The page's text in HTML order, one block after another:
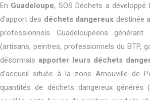
En Guadeloupe, SOS Déchets a
d’apport des déchets dangereux destinée
professionnels Guadeloupéens
(artisans, peintres, professionnels du BTP,
désormais apporter leurs déchets
d’accueil située à la zone Arnouville de
quantités de déchets dangereux générés